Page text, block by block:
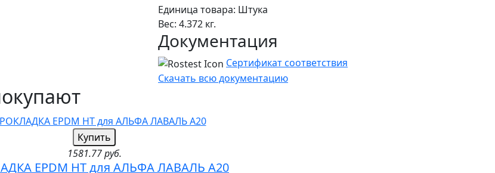
Единица товара: Штука
Вес: 4.372 кг.
Документация
Сертификат соответствия
Скачать всю документацию
Купить
1581.77 руб.
EPDM HT для АЛЬФА ЛАВАЛЬ A20